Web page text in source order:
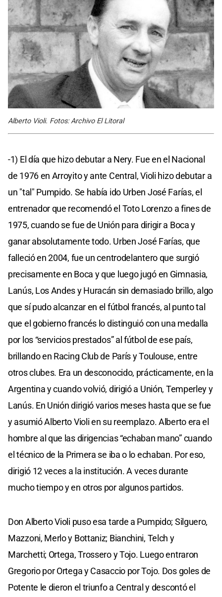
Alberto Violi. Fotos: Archivo El Litoral
-1) El día que hizo debutar a Nery. Fue en el Nacional
de 1976 en Arroyito y ante Central, Violi hizo debutar a
un "tal" Pumpido. Se había ido Urben José Farías, el
entrenador que recomendó el Toto Lorenzo a fines de
1975, cuando se fue de Unión para dirigir a Boca y
ganar absolutamente todo. Urben José Farías, que
falleció en 2004, fue un centrodelantero que surgió
precisamente en Boca y que luego jugó en Gimnasia,
Lanús, Los Andes y Huracán sin demasiado brillo, algo
que sí pudo alcanzar en el fútbol francés, al punto tal
que el gobierno francés lo distinguió con una medalla
por los “servicios prestados” al fútbol de ese país,
brillando en Racing Club de París y Toulouse, entre
otros clubes. Era un desconocido, prácticamente, en la
Argentina y cuando volvió, dirigió a Unión, Temperley y
Lanús. En Unión dirigió varios meses hasta que se fue
y asumió Alberto Violi en su reemplazo. Alberto era el
hombre al que las dirigencias “echaban mano” cuando
el técnico de la Primera se iba o lo echaban. Por eso,
dirigió 12 veces a la institución. A veces durante
mucho tiempo y en otros por algunos partidos.
Don Alberto Violi puso esa tarde a Pumpido; Silguero,
Mazzoni, Merlo y Bottaniz; Bianchini, Telch y
Marchetti; Ortega, Trossero y Tojo. Luego entraron
Gregorio por Ortega y Casaccio por Tojo. Dos goles de
Potente le dieron el triunfo a Central y descontó el